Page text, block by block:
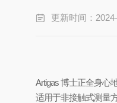
更新时间：
Artigas 博士正全身心
适用于非接触式测量